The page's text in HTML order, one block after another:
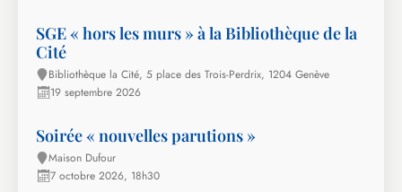
SGE « hors les murs » à la Bibliothèque de la
Cité
Bibliothèque la Cité, 5 place des Trois-Perdrix, 1204 Genève
19 septembre 2026
Soirée « nouvelles parutions »
Maison Dufour
7 octobre 2026, 18h30